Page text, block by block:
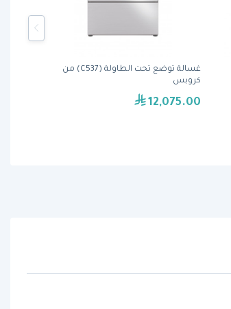
غسالة توضع تحت الطاولة (C537) من
كروبس
12,075.00